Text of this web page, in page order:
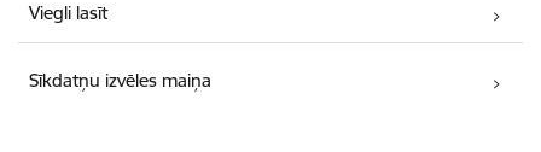
Viegli lasīt
Sīkdatņu izvēles maiņa